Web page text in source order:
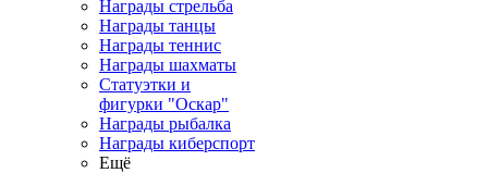
Награды стрельба
Награды танцы
Награды теннис
Награды шахматы
Статуэтки и
фигурки "Оскар"
Награды рыбалка
Награды киберспорт
Ещё